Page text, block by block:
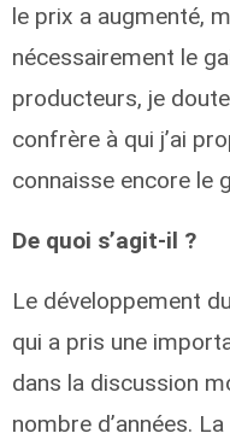
le prix a augmenté,
nécessairement le
producteurs, je
confrère à qui j’ai
connaisse encore le
De quoi s’agit-il ?
Le développement
qui a pris une
dans la discussion
nombre d’années.